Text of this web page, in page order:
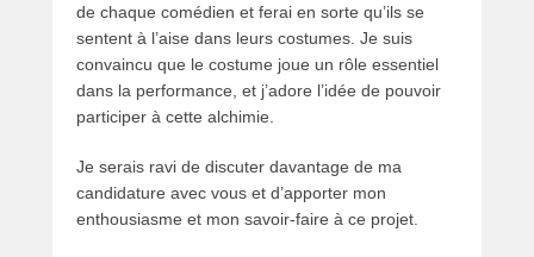
de chaque comédien et ferai en sorte qu’ils se
sentent à l’aise dans leurs costumes. Je suis
convaincu que le costume joue un rôle essentiel
dans la performance, et j’adore l’idée de pouvoir
participer à cette alchimie.
Je serais ravi de discuter davantage de ma
candidature avec vous et d’apporter mon
enthousiasme et mon savoir-faire à ce projet.